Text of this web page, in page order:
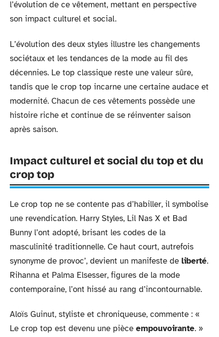
l’évolution de ce vêtement, mettant en perspective
son impact culturel et social.
L’évolution des deux styles illustre les changements
sociétaux et les tendances de la mode au fil des
décennies. Le top classique reste une valeur sûre,
tandis que le crop top incarne une certaine audace et
modernité. Chacun de ces vêtements possède une
histoire riche et continue de se réinventer saison
après saison.
Impact culturel et social du top et du
crop top
Le crop top ne se contente pas d’habiller, il symbolise
une revendication. Harry Styles, Lil Nas X et Bad
Bunny l’ont adopté, brisant les codes de la
masculinité traditionnelle. Ce haut court, autrefois
synonyme de provoc’, devient un manifeste de liberté.
Rihanna et Palma Elsesser, figures de la mode
contemporaine, l’ont hissé au rang d’incontournable.
Aloïs Guinut, styliste et chroniqueuse, commente : «
Le crop top est devenu une pièce empouvoirante. »